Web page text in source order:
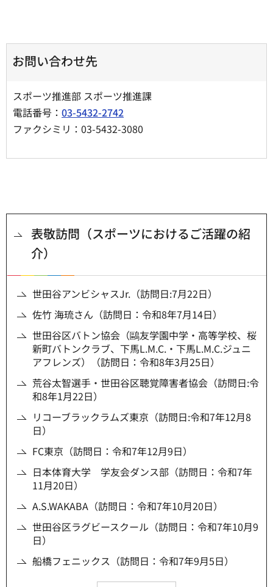
お問い合わせ先
スポーツ推進部 スポーツ推進課
電話番号： 03-5432-2742
ファクシミリ：03-5432-3080
表敬訪問（スポーツにおけるご活躍の紹
介）
世田谷アンビシャスJr.（訪問日:7月22日）
佐竹 海琉さん（訪問日：令和8年7月14日）
世田谷区バトン協会（鷗友学園中学・高等学校、桜
新町バトンクラブ、下馬L.M.C.・下馬L.M.C.ジュニ
アフレンズ）（訪問日：令和8年3月25日）
荒谷太智選手・世田谷区聴覚障害者協会（訪問日:令
和8年1月22日）
リコーブラックラムズ東京（訪問日:令和7年12月8
日）
FC東京（訪問日：令和7年12月9日）
日本体育大学 学友会ダンス部（訪問日：令和7年
11月20日）
A.S.WAKABA（訪問日：令和7年10月20日）
世田谷区ラグビースクール（訪問日：令和7年10月9
日）
船橋フェニックス（訪問日：令和7年9月5日）